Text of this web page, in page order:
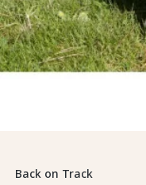
Back on Track